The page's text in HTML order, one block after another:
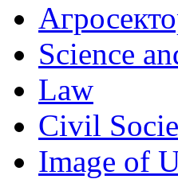
Science
Law
Civil
Image of